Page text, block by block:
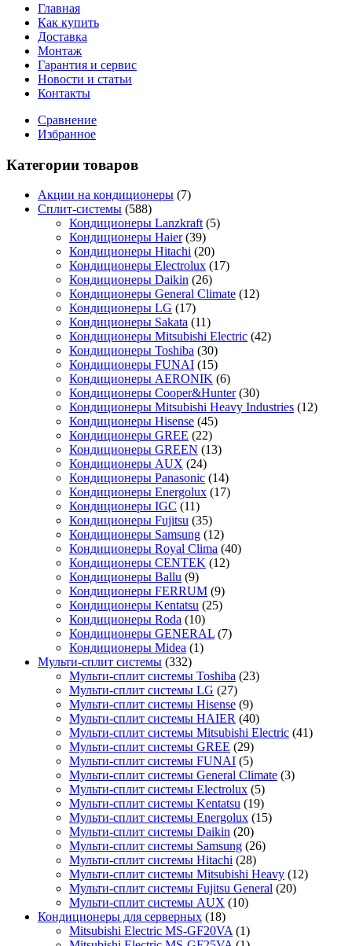
Главная
Как купить
Доставка
Монтаж
Гарантия и сервис
Новости и статьи
Контакты
Сравнение
Избранное
Категории товаров
Акции на кондиционеры (7)
Сплит-системы (588)
Кондиционеры Lanzkraft (5)
Кондиционеры Haier (39)
Кондиционеры Hitachi (20)
Кондиционеры Electrolux (17)
Кондиционеры Daikin (26)
Кондиционеры General Climate (12)
Кондиционеры LG (17)
Кондиционеры Sakata (11)
Кондиционеры Mitsubishi Electric (42)
Кондиционеры Toshiba (30)
Кондиционеры FUNAI (15)
Кондиционеры AERONIK (6)
Кондиционеры Cooper&Hunter (30)
Кондиционеры Mitsubishi Heavy Industries (12)
Кондиционеры Hisense (45)
Кондиционеры GREE (22)
Кондиционеры GREEN (13)
Кондиционеры AUX (24)
Кондиционеры Panasonic (14)
Кондиционеры Energolux (17)
Кондиционеры IGC (11)
Кондиционеры Fujitsu (35)
Кондиционеры Samsung (12)
Кондиционеры Royal Clima (40)
Кондиционеры CENTEK (12)
Кондиционеры Ballu (9)
Кондиционеры FERRUM (9)
Кондиционеры Kentatsu (25)
Кондиционеры Roda (10)
Кондиционеры GENERAL (7)
Кондиционеры Midea (1)
Мульти-сплит системы (332)
Мульти-сплит системы Toshiba (23)
Мульти-сплит системы LG (27)
Мульти-сплит системы Hisense (9)
Мульти-сплит системы HAIER (40)
Мульти-сплит системы Mitsubishi Electric (41)
Мульти-сплит системы GREE (29)
Мульти-сплит системы FUNAI (5)
Мульти-сплит системы General Climate (3)
Мульти-сплит системы Electrolux (5)
Мульти-сплит системы Kentatsu (19)
Мульти-сплит системы Energolux (15)
Мульти-сплит системы Daikin (20)
Мульти-сплит системы Samsung (26)
Мульти-сплит системы Hitachi (28)
Мульти-сплит системы Mitsubishi Heavy (12)
Мульти-сплит системы Fujitsu General (20)
Мульти-сплит системы AUX (10)
Кондиционеры для серверных (18)
Mitsubishi Electric MS-GF20VA (1)